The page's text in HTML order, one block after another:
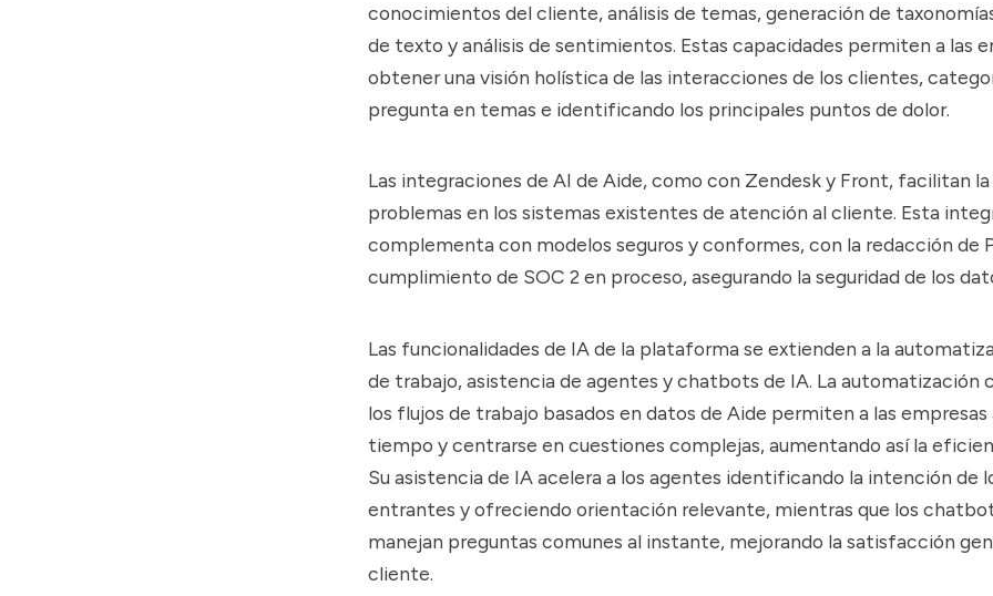
conocimientos del cliente, análisis de temas, generación de
de texto y análisis de sentimientos. Estas capacidades permiten a las
obtener una visión holística de las interacciones de los clientes,
pregunta en temas e identificando los principales puntos de dolor.
Las integraciones de AI de Aide, como con Zendesk y Front, facilitan
problemas en los sistemas existentes de atención al cliente. Esta
complementa con modelos seguros y conformes, con la redacción de
cumplimiento de SOC 2 en proceso, asegurando la seguridad de los
Las funcionalidades de IA de la plataforma se extienden a la
de trabajo, asistencia de agentes y chatbots de IA. La automatización
los flujos de trabajo basados en datos de Aide permiten a las empresas
tiempo y centrarse en cuestiones complejas, aumentando así la
Su asistencia de IA acelera a los agentes identificando la intención de
entrantes y ofreciendo orientación relevante, mientras que los
manejan preguntas comunes al instante, mejorando la satisfacción
cliente.